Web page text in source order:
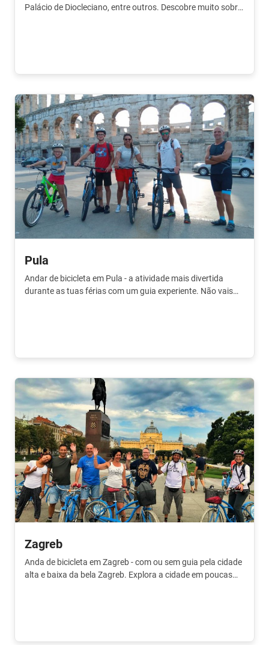
Palácio de Diocleciano, entre outros. Descobre muito sobre
Pula
Andar de bicicleta em Pula - a atividade mais divertida
durante as tuas férias com um guia experiente. Não vais
Zagreb
Anda de bicicleta em Zagreb - com ou sem guia pela cidade
alta e baixa da bela Zagreb. Explora a cidade em poucas